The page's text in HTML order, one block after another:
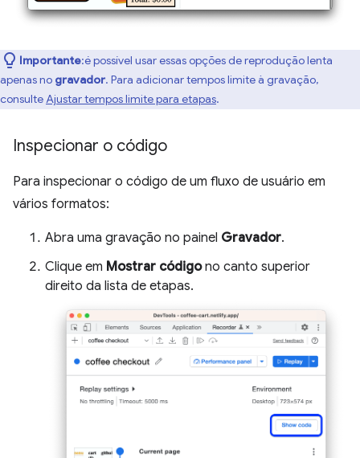
Importante:é possível usar essas opções de reprodução lenta
apenas no gravador. Para adicionar tempos limite à gravação,
consulteAjustar tempos limite para etapas.
Inspecionar o código
Para inspecionar o código de um fluxo de usuário em
vários formatos:
Abra uma gravação no painel Gravador.
Clique em Mostrar códigono canto superior
direito da lista de etapas.